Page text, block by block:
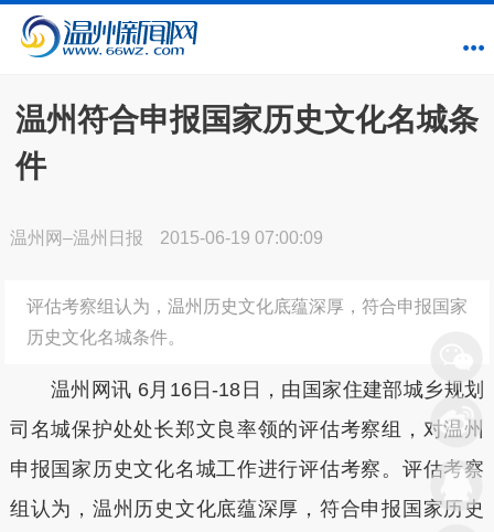
温州符合申报国家历史文化名城条
件
温州网–温州日报 2015-06-19 07:00:09
评估考察组认为，温州历史文化底蕴深厚，符合申报国家
历史文化名城条件。
温州网讯 6月16日-18日，由国家住建部城乡规划
司名城保护处处长郑文良率领的评估考察组，对温州
申报国家历史文化名城工作进行评估考察。评估考察
组认为，温州历史文化底蕴深厚，符合申报国家历史